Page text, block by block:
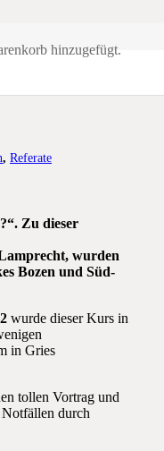
hinzugefügt.
, Referate
Zu dieser
wurden
Bozen und Süd-
wurde dieser Kurs in
in Gries
tollen Vortrag und
durch